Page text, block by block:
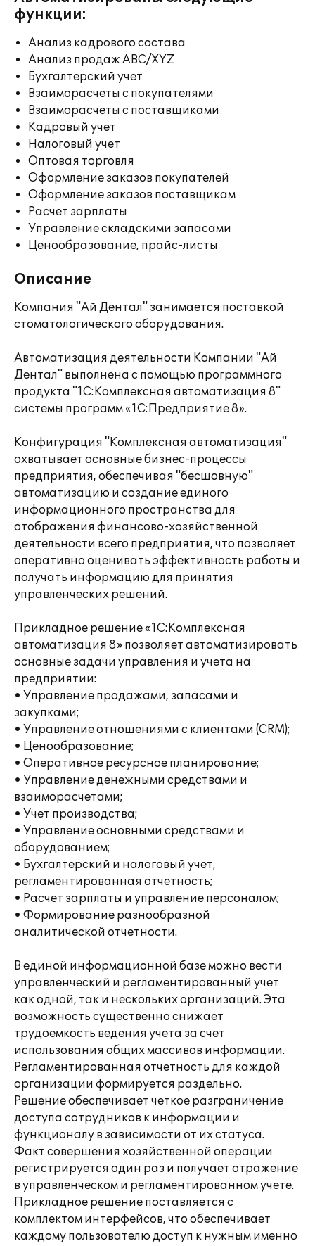
функции:
Анализ кадрового состава
Анализ продаж ABC/XYZ
Бухгалтерский учет
Взаиморасчеты с покупателями
Взаиморасчеты с поставщиками
Кадровый учет
Налоговый учет
Оптовая торговля
Оформление заказов покупателей
Оформление заказов поставщикам
Расчет зарплаты
Управление складскими запасами
Ценообразование, прайс-листы
Описание
Компания "Ай Дентал" занимается поставкой
стоматологического оборудования.
Автоматизация деятельности Компании "Ай
Дентал" выполнена с помощью программного
продукта "1С:Комплексная автоматизация 8"
системы программ «1С:Предприятие 8».
Конфигурация "Комплексная автоматизация"
охватывает основные бизнес-процессы
предприятия, обеспечивая "бесшовную"
автоматизацию и создание единого
информационного пространства для
отображения финансово-хозяйственной
деятельности всего предприятия, что позволяет
оперативно оценивать эффективность работы и
получать информацию для принятия
управленческих решений.
Прикладное решение «1С:Комплексная
автоматизация 8» позволяет автоматизировать
основные задачи управления и учета на
предприятии:
• Управление продажами, запасами и
закупками;
• Управление отношениями с клиентами (CRM);
• Ценообразование;
• Оперативное ресурсное планирование;
• Управление денежными средствами и
взаиморасчетами;
• Учет производства;
• Управление основными средствами и
оборудованием;
• Бухгалтерский и налоговый учет,
регламентированная отчетность;
• Расчет зарплаты и управление персоналом;
• Формирование разнообразной
аналитической отчетности.
В единой информационной базе можно вести
управленческий и регламентированный учет
как одной, так и нескольких организаций. Эта
возможность существенно снижает
трудоемкость ведения учета за счет
использования общих массивов информации.
Регламентированная отчетность для каждой
организации формируется раздельно.
Решение обеспечивает четкое разграничение
доступа сотрудников к информации и
функционалу в зависимости от их статуса.
Факт совершения хозяйственной операции
регистрируется один раз и получает отражение
в управленческом и регламентированном учете.
Прикладное решение поставляется с
комплектом интерфейсов, что обеспечивает
каждому пользователю доступ к нужным именно